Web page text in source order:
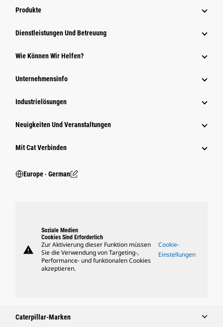
Produkte
Dienstleistungen Und Betreuung
Wie Können Wir Helfen?
Unternehmensinfo
Industrielösungen
Neuigkeiten Und Veranstaltungen
Mit Cat Verbinden
Europe ‧ German
warning
Soziale Medien
Cookies Sind Erforderlich
Zur Aktivierung dieser Funktion müssen
Sie die Verwendung von Targeting-,
Performance- und funktionalen Cookies
akzeptieren.
Cookie-
Einstellungen
Caterpillar-Marken